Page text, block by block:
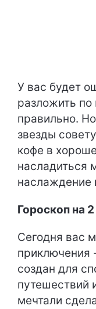
У вас будет
разложить по
правильно.
звезды
кофе в
насладиться
наслаждение
Гороскоп на
Сегодня вас
приключения
создан для
путешествий
мечтали